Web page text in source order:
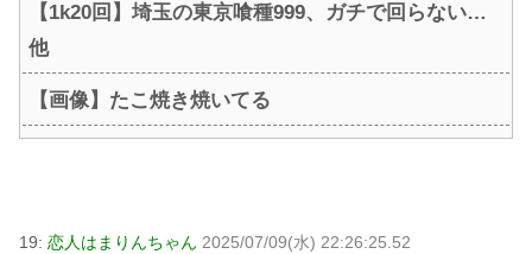
【1k20回】埼玉の東京喰種999、ガチで回らない…
他
【画像】たこ焼き焼いてる
19: 恋人はまりんちゃん 2025/07/09(水) 22:26:25.52